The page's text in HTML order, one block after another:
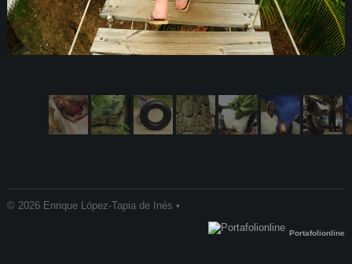
© 2026 Enrique López-Tapia de Inés •
Portafolionline